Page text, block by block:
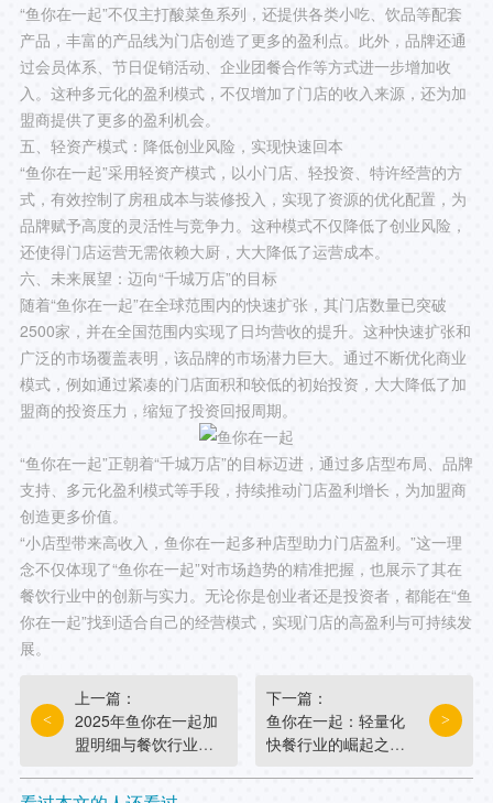
“鱼你在一起”不仅主打酸菜鱼系列，还提供各类小吃、饮品等配套
产品，丰富的产品线为门店创造了更多的盈利点。此外，品牌还通
过会员体系、节日促销活动、企业团餐合作等方式进一步增加收
入。这种多元化的盈利模式，不仅增加了门店的收入来源，还为加
盟商提供了更多的盈利机会。
五、轻资产模式：降低创业风险，实现快速回本
“鱼你在一起”采用轻资产模式，以小门店、轻投资、特许经营的方
式，有效控制了房租成本与装修投入，实现了资源的优化配置，为
品牌赋予高度的灵活性与竞争力。这种模式不仅降低了创业风险，
还使得门店运营无需依赖大厨，大大降低了运营成本。
六、未来展望：迈向“千城万店”的目标
随着“鱼你在一起”在全球范围内的快速扩张，其门店数量已突破
2500家，并在全国范围内实现了日均营收的提升。这种快速扩张和
广泛的市场覆盖表明，该品牌的市场潜力巨大。通过不断优化商业
模式，例如通过紧凑的门店面积和较低的初始投资，大大降低了加
盟商的投资压力，缩短了投资回报周期。
“鱼你在一起”正朝着“千城万店”的目标迈进，通过多店型布局、品牌
支持、多元化盈利模式等手段，持续推动门店盈利增长，为加盟商
创造更多价值。
“小店型带来高收入，鱼你在一起多种店型助力门店盈利。”这一理
念不仅体现了“鱼你在一起”对市场趋势的精准把握，也展示了其在
餐饮行业中的创新与实力。无论你是创业者还是投资者，都能在“鱼
你在一起”找到适合自己的经营模式，实现门店的高盈利与可持续发
展。
<
上一篇：
2025年鱼你在一起加
盟明细与餐饮行业新
>
下一篇：
鱼你在一起：轻量化
快餐行业的崛起之